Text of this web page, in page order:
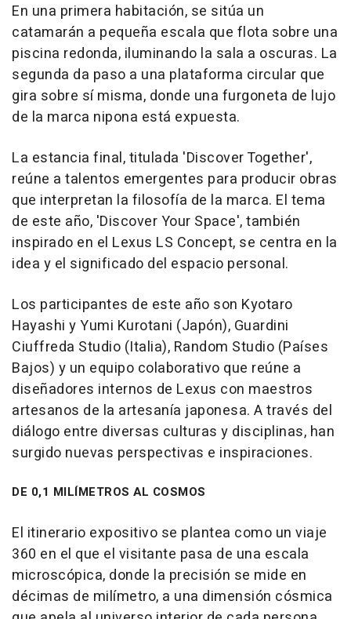
En una primera habitación, se sitúa un
catamarán a pequeña escala que flota sobre una
piscina redonda, iluminando la sala a oscuras. La
segunda da paso a una plataforma circular que
gira sobre sí misma, donde una furgoneta de lujo
de la marca nipona está expuesta.
La estancia final, titulada 'Discover Together',
reúne a talentos emergentes para producir obras
que interpretan la filosofía de la marca. El tema
de este año, 'Discover Your Space', también
inspirado en el Lexus LS Concept, se centra en la
idea y el significado del espacio personal.
Los participantes de este año son Kyotaro
Hayashi y Yumi Kurotani (Japón), Guardini
Ciuffreda Studio (Italia), Random Studio (Países
Bajos) y un equipo colaborativo que reúne a
diseñadores internos de Lexus con maestros
artesanos de la artesanía japonesa. A través del
diálogo entre diversas culturas y disciplinas, han
surgido nuevas perspectivas e inspiraciones.
DE 0,1 MILÍMETROS AL COSMOS
El itinerario expositivo se plantea como un viaje
360 en el que el visitante pasa de una escala
microscópica, donde la precisión se mide en
décimas de milímetro, a una dimensión cósmica